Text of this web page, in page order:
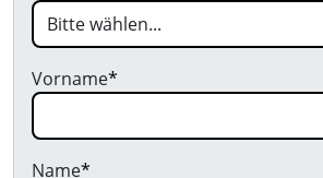
Vorname*
Name*